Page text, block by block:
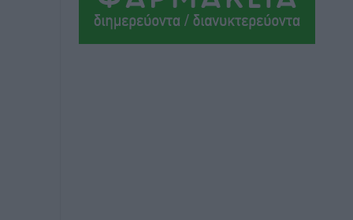
προόδου η ίδρυση Ακαδημίας